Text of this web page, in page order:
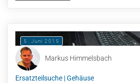
5. Juni 2015
Markus Himmelsbach
Ersatzteilsuche |Gehäuse